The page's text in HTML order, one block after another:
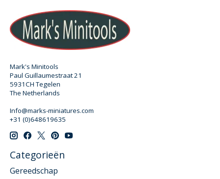
Mark's Minitools
Paul Guillaumestraat 21
5931CH Tegelen
The Netherlands
Info@marks-miniatures.com
+31 (0)648619635
Categorieën
Gereedschap